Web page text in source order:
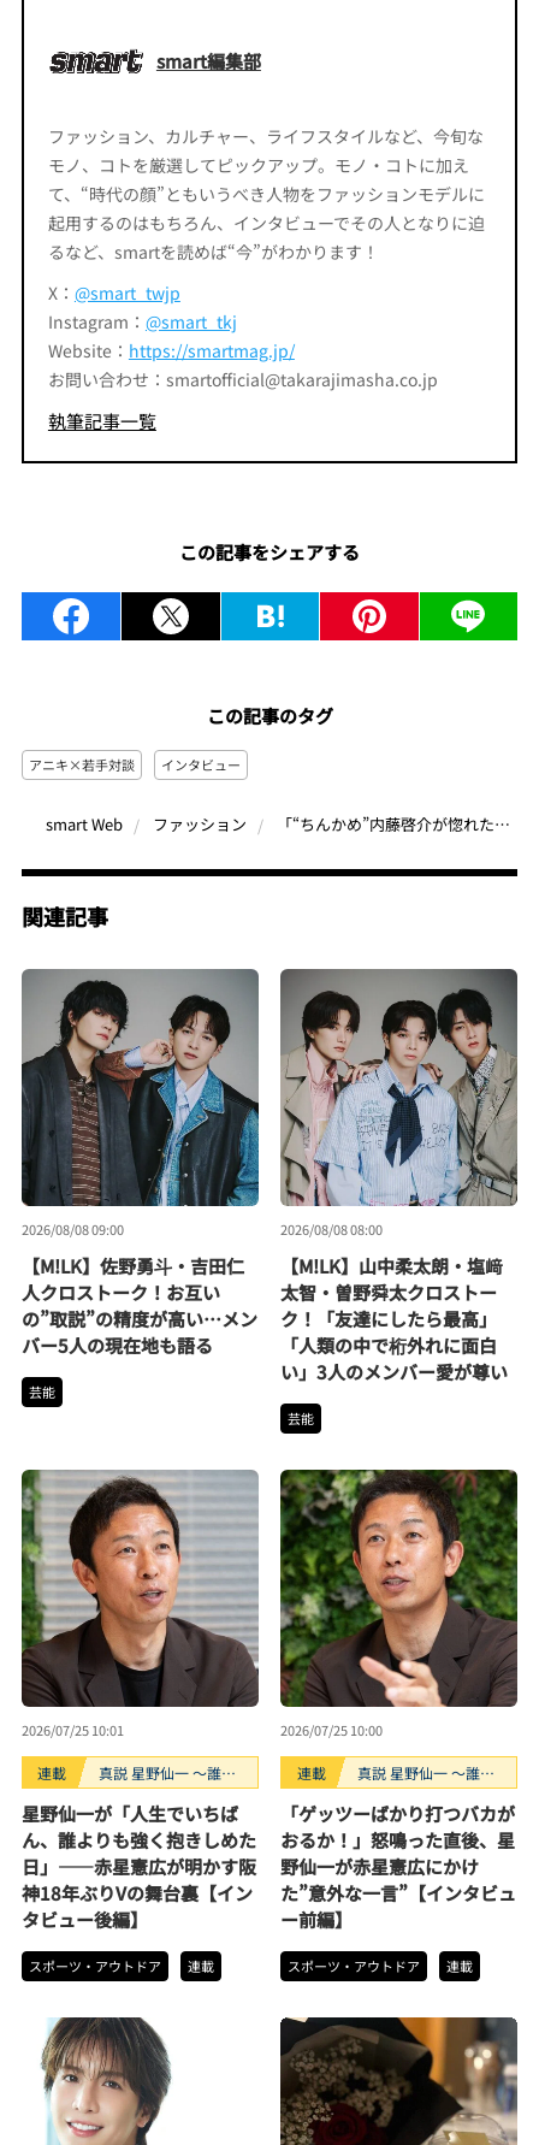
smart編集部
ファッション、カルチャー、ライフスタイルなど、今旬な
モノ、コトを厳選してピックアップ。モノ・コトに加え
て、“時代の顔”ともいうべき人物をファッションモデルに
起用するのはもちろん、インタビューでその人となりに迫
るなど、smartを読めば“今”がわかります！
X： @smart_twjp
Instagram： @smart_tkj
Website： https://smartmag.jp/
お問い合わせ：smartofficial@takarajimasha.co.jp
執筆記事一覧
この記事をシェアする
この記事のタグ
アニキ×若手対談 インタビュー
smart Web ファッション 「“ちんかめ”内藤啓介が惚れた新世代の才能」田中かえと語る、カルチャーがつなぐ“時代のセンス”
関連記事
2026/08/08 09:00
【M!LK】佐野勇斗・吉田仁
人クロストーク！お互い
の”取説”の精度が高い…メン
バー5人の現在地も語る
芸能
2026/08/08 08:00
【M!LK】山中柔太朗・塩﨑
太智・曽野舜太クロストー
ク！「友達にしたら最高」
「人類の中で桁外れに面白
い」3人のメンバー愛が尊い
芸能
2026/07/25 10:01
連載
真説 星野仙一 ～誰も
裏側～
星野仙一が「人生でいちば
ん、誰よりも強く抱きしめた
日」――赤星憲広が明かす阪
神18年ぶりVの舞台裏【イン
タビュー後編】
スポーツ・アウトドア 連載
2026/07/25 10:00
連載
真説 星野仙一 ～誰も
裏側～
「ゲッツーばかり打つバカが
おるか！」怒鳴った直後、星
野仙一が赤星憲広にかけ
た”意外な一言”【インタビュ
ー前編】
スポーツ・アウトドア 連載